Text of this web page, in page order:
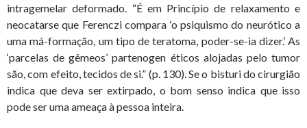
intragemelar deformado. “É em Princípio de relaxamento e
neocatarse que Ferenczi compara ‘o psiquismo do neurótico a
uma má-formação, um tipo de teratoma, poder-se-ia dizer.’ As
‘parcelas de gêmeos’ partenogen éticos alojadas pelo tumor
são, com efeito, tecidos de si.” (p. 130). Se o bisturi do cirurgião
indica que deva ser extirpado, o bom senso indica que isso
pode ser uma ameaça à pessoa inteira.